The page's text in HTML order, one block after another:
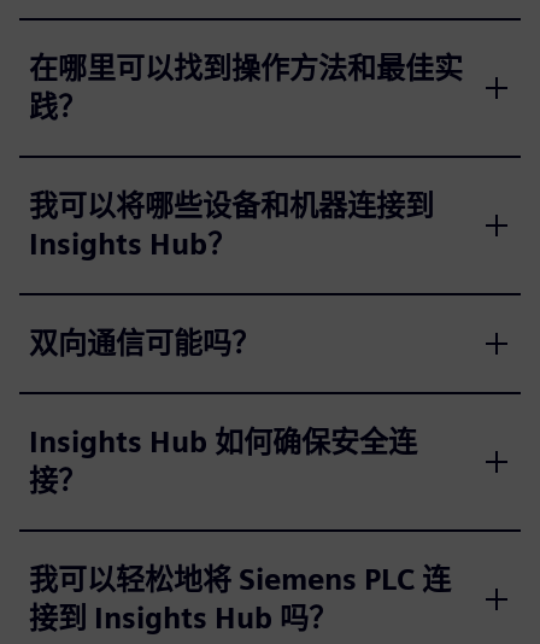
在哪里可以找到操作方法和最佳实
践？
我可以将哪些设备和机器连接到
Insights Hub？
双向通信可能吗？
Insights Hub 如何确保安全连
接？
我可以轻松地将 Siemens PLC 连
接到 Insights Hub 吗？